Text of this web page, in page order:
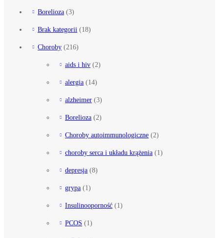
Borelioza (3)
Brak kategorii (18)
Choroby (216)
aids i hiv (2)
alergia (14)
alzheimer (3)
Borelioza (2)
Choroby autoimmunologiczne (2)
choroby serca i układu krążenia (1)
depresja (8)
grypa (1)
Insulinooporność (1)
PCOS (1)